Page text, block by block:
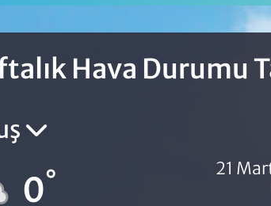
Hava Durumu
0° 21